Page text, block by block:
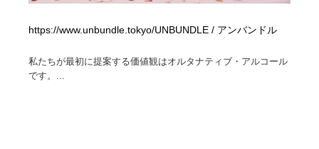
https://www.unbundle.tokyo/UNBUNDLE / アンバンドル
私たちが最初に提案する価値観はオルタナティブ・アルコール
です。...